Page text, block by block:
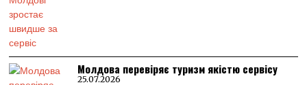
Молдова перевіряє туризм якістю сервісу
25.07.2026